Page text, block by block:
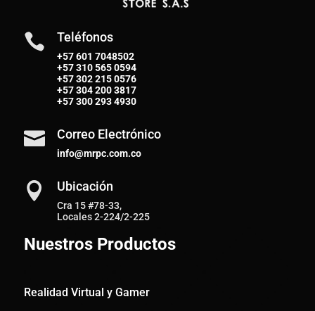
 Teléfonos
+57 601 7048502
+57310 565 0594
+57302 215 0576
+57304 200 3817
+57300 293 4930
 Correo Electrónico
info@mrpc.com.co
 Ubicación
Cra 15 #78-33,
Locales 2-224/2-225
Nuestros Productos
Realidad Virtual y Gamer